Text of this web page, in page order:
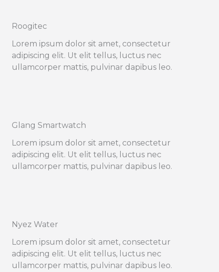
Roogitec
Lorem ipsum dolor sit amet, consectetur
adipiscing elit. Ut elit tellus, luctus nec
ullamcorper mattis, pulvinar dapibus leo.
Glang Smartwatch
Lorem ipsum dolor sit amet, consectetur
adipiscing elit. Ut elit tellus, luctus nec
ullamcorper mattis, pulvinar dapibus leo.
Nyez Water
Lorem ipsum dolor sit amet, consectetur
adipiscing elit. Ut elit tellus, luctus nec
ullamcorper mattis, pulvinar dapibus leo.